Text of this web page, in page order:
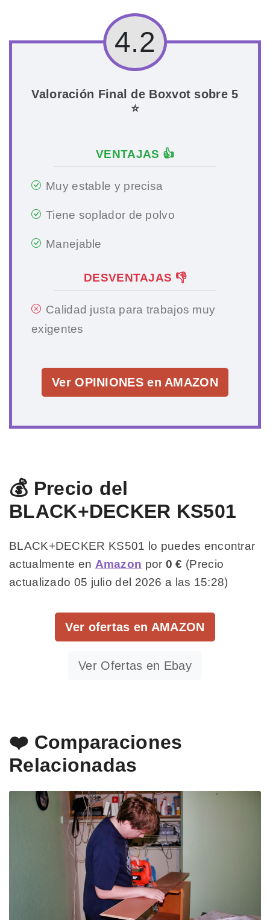
4.2
Valoración Final de Boxvot sobre 5
⭐
VENTAJAS 👍
Muy estable y precisa
Tiene soplador de polvo
Manejable
DESVENTAJAS 👎
Calidad justa para trabajos muy
exigentes
Ver OPINIONES en AMAZON
💰 Precio del
BLACK+DECKER KS501
BLACK+DECKER KS501 lo puedes encontrar
actualmente en Amazon por 0 € (Precio
actualizado 05 julio del 2026 a las 15:28)
Ver ofertas en AMAZON
Ver Ofertas en Ebay
❤️ Comparaciones
Relacionadas